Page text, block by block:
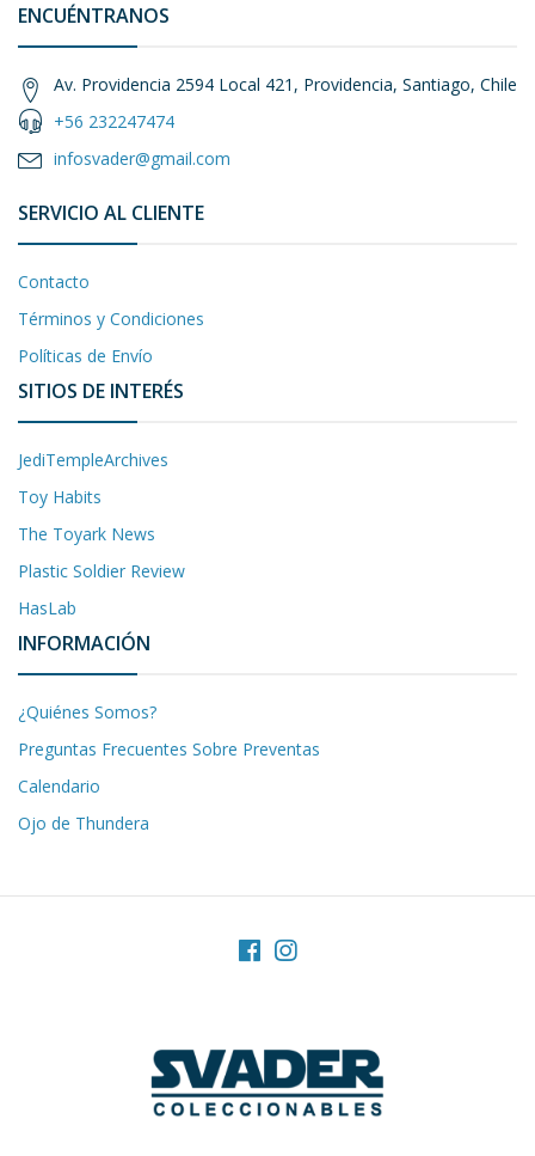
ENCUÉNTRANOS
Av. Providencia 2594 Local 421, Providencia, Santiago, Chile
+56 232247474
infosvader@gmail.com
SERVICIO AL CLIENTE
Contacto
Términos y Condiciones
Políticas de Envío
SITIOS DE INTERÉS
JediTempleArchives
Toy Habits
The Toyark News
Plastic Soldier Review
HasLab
INFORMACIÓN
¿Quiénes Somos?
Preguntas Frecuentes Sobre Preventas
Calendario
Ojo de Thundera